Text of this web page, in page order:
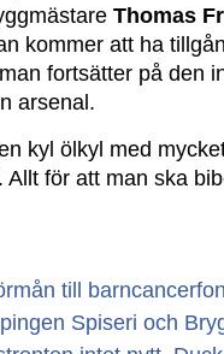
Thomas
kommer att ha
fortsätter på den
arsenal.
kyl ölkyl med
för att man ska
till
Spiseri och